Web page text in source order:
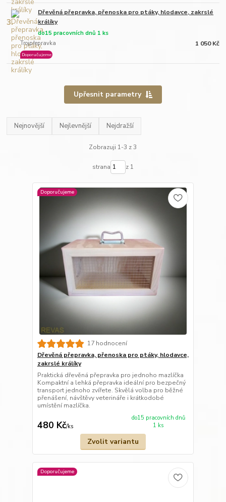
3.
Dřevěná přepravka, přenoska pro ptáky, hlodavce, zakrslé
králíky
Trojpřepravka
do15 pracovních dnů 1 ks
Doporučujeme
1 050 Kč
Upřesnit parametry
Nejnovější Nejlevnější Nejdražší
Zobrazuji 1-3 z 3
strana z 1
Doporučujeme
17 hodnocení
Dřevěná přepravka, přenoska pro ptáky, hlodavce,
zakrslé králíky
Praktická dřevěná přepravka pro jednoho mazlíčka
Kompaktní a lehká přepravka ideální pro bezpečný
transport jednoho zvířete. Skvělá volba pro běžné
přenášení, návštěvy veterináře i krátkodobé
umístění mazlíčka.
480 Kč/ks
do15 pracovních dnů
1 ks
Zvolit variantu
Doporučujeme